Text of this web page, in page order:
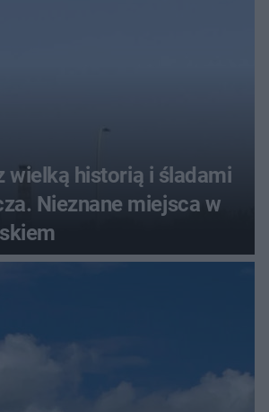
wielką historią i śladami
Nieznane miejsca w